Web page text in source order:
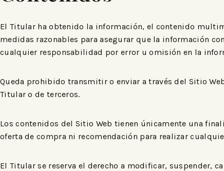
El Titular ha obtenido la información, el contenido
medidas razonables para asegurar que la información
cualquier responsabilidad por error u omisión en la
Queda prohibido transmitir o enviar a través del Sitio
Titular o de terceros.
Los contenidos del Sitio Web tienen únicamente una
oferta de compra ni recomendación para realizar
El Titular se reserva el derecho a modificar, suspender,